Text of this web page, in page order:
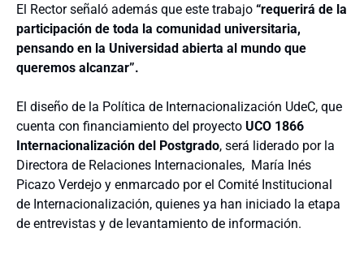
El Rector señaló además que este trabajo “requerirá de la
participación de toda la comunidad universitaria,
pensando en la Universidad abierta al mundo que
queremos alcanzar”.
El diseño de la Política de Internacionalización UdeC, que
cuenta con financiamiento del proyecto UCO 1866
Internacionalización del Postgrado, será liderado por la
Directora de Relaciones Internacionales, María Inés
Picazo Verdejo y enmarcado por el Comité Institucional
de Internacionalización, quienes ya han iniciado la etapa
de entrevistas y de levantamiento de información.